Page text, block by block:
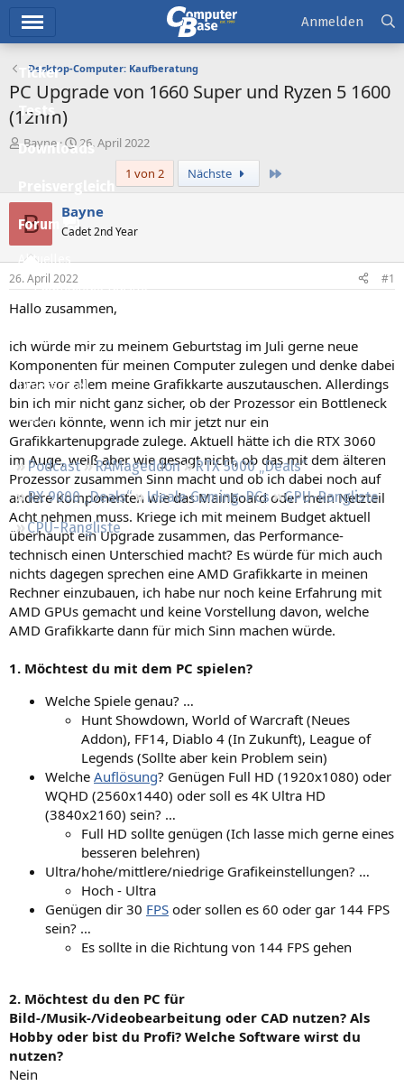
Ticker
Tests
Downloads
Forum
Aktuelles
Empfohlene Inhalte
Neueste Aktivitäten
Leserartikel
Regeln
Podcast RAMageddon
RTX 5000 „Deals“
RX 9000 „Deals“
Ideale Gaming-PCs
GPU-Rangliste
CPU-Rangliste
Anmelden
Desktop-Computer: Kaufberatung
PC Upgrade von 1660 Super und Ryzen 5 1600
(12nm)
E
t
e
l
e
Bayne
E
t
e
l
l
m
26. April 2022
1 von 2
Nächste
B Bayne
Cadet 2nd Year
26. April 2022 #1
Hallo zusammen,
ich würde mir zu meinem Geburtstag im Juli gerne neue
Komponenten für meinen Computer zulegen und denke dabei
daran vor allem meine Grafikkarte auszutauschen. Allerdings
bin ich mir nicht ganz sicher, ob der Prozessor ein Bottleneck
werden könnte, wenn ich mir jetzt nur ein
Grafikkartenupgrade zulege. Aktuell hätte ich die RTX 3060
im Auge, weiß aber wie gesagt nicht, ob das mit dem älteren
Prozessor zusammen Sinn macht und ob ich dabei noch auf
andere Komponenten wie das Mainboard oder mein Netzteil
Acht nehmen muss. Kriege ich mit meinem Budget aktuell
überhaupt ein Upgrade zusammen, das Performance-
technisch einen Unterschied macht? Es würde für mich auch
nichts dagegen sprechen eine AMD Grafikkarte in meinen
Rechner einzubauen, ich habe nur noch keine Erfahrung mit
AMD GPUs gemacht und keine Vorstellung davon, welche
AMD Grafikkarte dann für mich Sinn machen würde.
1. Möchtest du mit dem PC spielen?
Welche Spiele genau? …
Hunt Showdown, World of Warcraft (Neues
Addon), FF14, Diablo 4 (In Zukunft), League of
Legends (Sollte aber kein Problem sein)
Welche Auflösung? Genügen Full HD (1920x1080) oder
WQHD (2560x1440) oder soll es 4K Ultra HD
(3840x2160) sein? …
Full HD sollte genügen (Ich lasse mich gerne eines
besseren belehren)
Ultra/hohe/mittlere/niedrige Grafikeinstellungen? …
Hoch - Ultra
Genügen dir 30 FPS oder sollen es 60 oder gar 144 FPS
sein? …
Es sollte in die Richtung von 144 FPS gehen
2. Möchtest du den PC für
Bild-/Musik-/Videobearbeitung oder CAD nutzen? Als
Hobby oder bist du Profi? Welche Software wirst du
nutzen?
Nein